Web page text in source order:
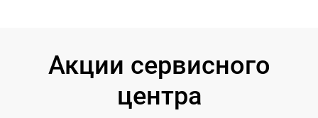
Акции сервисного
центра